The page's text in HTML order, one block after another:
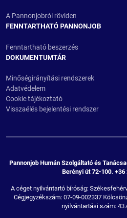
A Pannonjobról röviden
FENNTARTHATÓ PANNONJOB
Fenntartható beszerzés
DOKUMENTUMTÁR
Minőségirányítási rendszerek
Adatvédelem
Cookie tájékoztató
Visszaélés bejelentési rendszer
Pannonjob Humán Szolgáltató és
Berényi út 72-100. +36
A céget nyilvántartó bíróság:
Cégjegyzékszám: 07-09-002337
nyilvántartási szám: